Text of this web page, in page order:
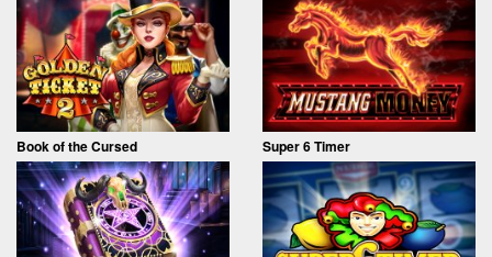
Book of the Cursed Super 6 Timer